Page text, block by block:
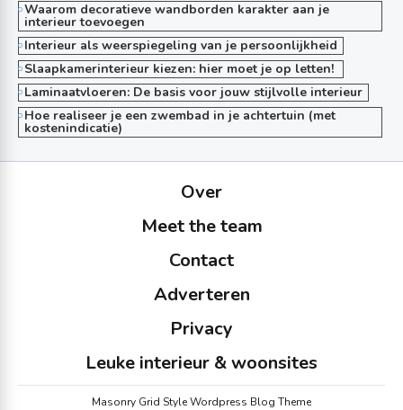
Waarom decoratieve wandborden karakter aan je
interieur toevoegen
Interieur als weerspiegeling van je persoonlijkheid
Slaapkamerinterieur kiezen: hier moet je op letten!
Laminaatvloeren: De basis voor jouw stijlvolle interieur
Hoe realiseer je een zwembad in je achtertuin (met
kostenindicatie)
Over
Meet the team
Contact
Adverteren
Privacy
Leuke interieur & woonsites
Masonry Grid Style Wordpress Blog Theme